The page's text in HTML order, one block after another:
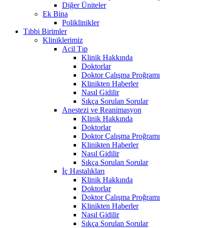
Diğer Üniteler
Ek Bina
Poliklinikler
Tıbbi Birimler
Kliniklerimiz
Acil Tıp
Klinik Hakkında
Doktorlar
Doktor Çalışma Proğramı
Klinikten Haberler
Nasıl Gidilir
Sıkça Sorulan Sorular
Anestezi ve Reanimasyon
Klinik Hakkında
Doktorlar
Doktor Çalışma Proğramı
Klinikten Haberler
Nasıl Gidilir
Sıkça Sorulan Sorular
İç Hastalıkları
Klinik Hakkında
Doktorlar
Doktor Çalışma Proğramı
Klinikten Haberler
Nasıl Gidilir
Sıkça Sorulan Sorular